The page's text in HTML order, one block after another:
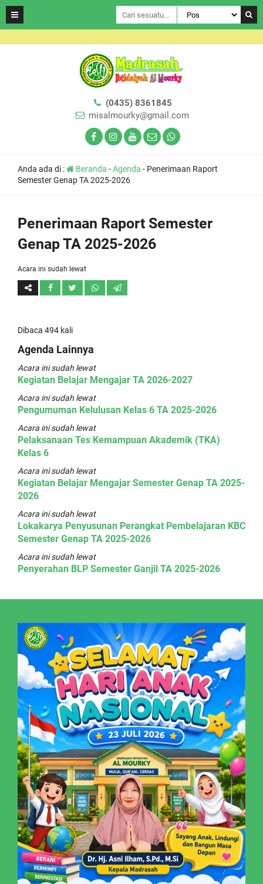
(0435) 8361845
misalmourky@gmail.com
Anda ada di : Beranda -Agenda - Penerimaan Raport
Semester Genap TA 2025-2026
Penerimaan Raport Semester
Genap TA 2025-2026
Acara ini sudah lewat
Dibaca 494 kali
Agenda Lainnya
Acara ini sudah lewat
Kegiatan Belajar Mengajar TA 2026-2027
Acara ini sudah lewat
Pengumuman Kelulusan Kelas 6 TA 2025-2026
Acara ini sudah lewat
Pelaksanaan Tes Kemampuan Akademik (TKA)
Kelas 6
Acara ini sudah lewat
Kegiatan Belajar Mengajar Semester Genap TA 2025-
2026
Acara ini sudah lewat
Lokakarya Penyusunan Perangkat Pembelajaran KBC
Semester Genap TA 2025-2026
Acara ini sudah lewat
Penyerahan BLP Semester Ganjil TA 2025-2026